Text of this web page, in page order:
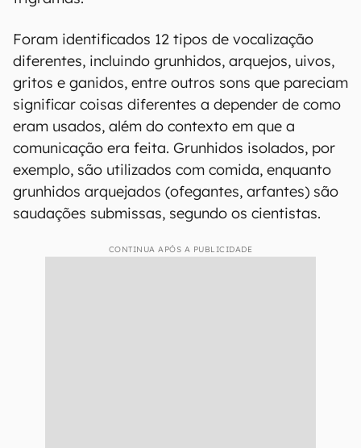
Foram identificados 12 tipos de vocalização
diferentes, incluindo grunhidos, arquejos, uivos,
gritos e ganidos, entre outros sons que pareciam
significar coisas diferentes a depender de como
eram usados, além do contexto em que a
comunicação era feita. Grunhidos isolados, por
exemplo, são utilizados com comida, enquanto
grunhidos arquejados (ofegantes, arfantes) são
saudações submissas, segundo os cientistas.
CONTINUA APÓS A PUBLICIDADE